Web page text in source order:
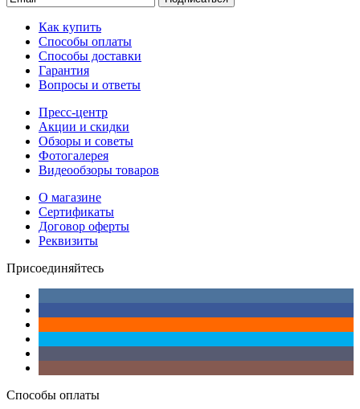
Как купить
Способы оплаты
Способы доставки
Гарантия
Вопросы и ответы
Пресс-центр
Акции и скидки
Обзоры и советы
Фотогалерея
Видеообзоры товаров
О магазине
Сертификаты
Договор оферты
Реквизиты
Присоединяйтесь
Способы оплаты